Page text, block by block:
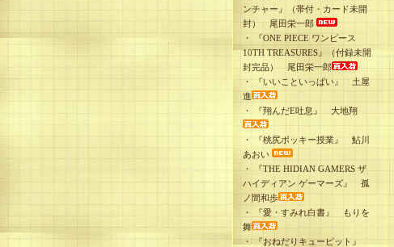
ンチャー』（帯付・カード未開
封） 尾田栄一郎
・
『ONE PIECE ワンピース
10TH TREASURES』（付録未開
封完品） 尾田栄一郎
・
『いいこといっぱい』 土屋
進
・
『翔んだE吐息』 大地翔
・
『桃尻ボッキー授業』 鮎川
あおい
・
『THE HIDIAN GAMERS ザ
ハイディアン ゲーマーズ』 孤
ノ間和歩
・
『愛・すみれ白書』 もりを
舞
・
『おねだりキューピット』